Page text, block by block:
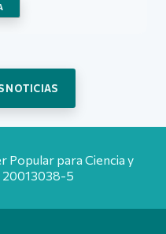
NOTICIAS
Popular para Ciencia y
20013038-5